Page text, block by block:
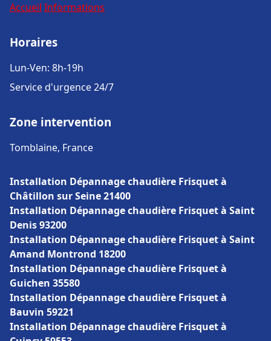
Accueil Informations
Horaires
Lun-Ven: 8h-19h
Service d'urgence 24/7
Zone intervention
Tomblaine, France
Installation Dépannage chaudière Frisquet à
Châtillon sur Seine 21400
Installation Dépannage chaudière Frisquet à Saint
Denis 93200
Installation Dépannage chaudière Frisquet à Saint
Amand Montrond 18200
Installation Dépannage chaudière Frisquet à
Guichen 35580
Installation Dépannage chaudière Frisquet à
Bauvin 59221
Installation Dépannage chaudière Frisquet à